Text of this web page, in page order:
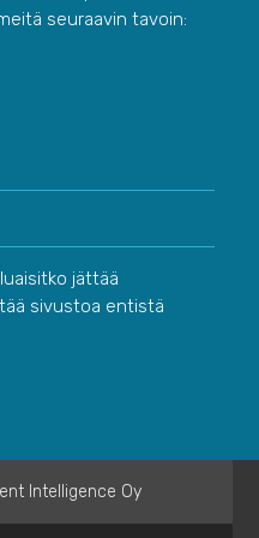
seuraavin tavoin:
jättää
sivustoa entistä
Intelligence Oy